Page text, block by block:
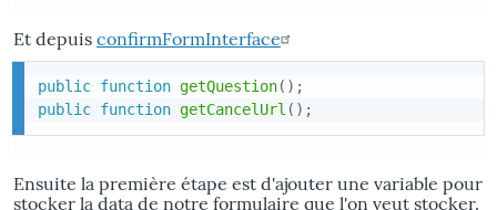
Et depuis confirmFormInterface
public function getQuestion( ) ;
public function getCancelUrl ( ) ;
Ensuite la première étape est d'ajouter une variable pour
stocker la data de notre formulaire que l'on veut stocker.